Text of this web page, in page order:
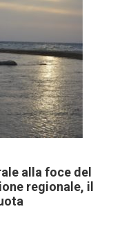
alla foce del
regionale, il